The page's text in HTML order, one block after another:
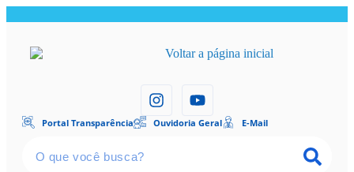
Portal Transparência Ouvidoria Geral E-Mail